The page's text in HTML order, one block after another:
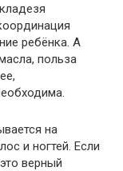
ребёнка. А
польза
на
и ногтей. Если
верный